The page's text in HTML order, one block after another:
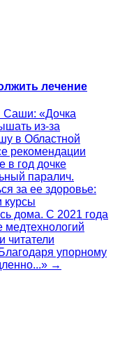
лечение
Саши: «Дочка
из-за
в Областной
рекомендации
в год дочке
паралич.
за ее здоровье:
курсы
дома. С 2021 года
медтехнологий
читатели
упорному
→